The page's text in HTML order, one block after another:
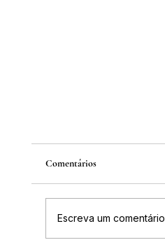
Comentários
Escreva um comentário